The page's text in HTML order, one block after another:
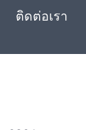
ติดต่อเรา